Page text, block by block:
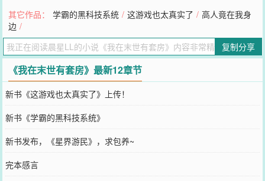
晨来说，这里却是天堂。遍地都是无所属的豪宅，遍地都是遗弃的豪
车，还有那无人问津的黄金与黑科技...什么？你是战前XXX游戏公司
的老总？专门负责策划3A级虚拟实境网游？好说好说，给我干活儿开
发手游，日薪两块馒头够不够？爱疯6？超薄？看见没，我这未来人科
技公司的手机比套套还薄你信不信？航母？战机？哦，那些玩意我也
有，不过是飞太空的那种...且看拥有自由穿梭两个世界能力的江晨，
如何打造一个横跨现世与末世的帝国...书友群：482875504、
518159612Vip读者群：280098889（需要全订截图验证，私聊管理
员和群主都可以）
您要是觉得《我在末世有套房
博微信里的朋友推荐哦！
其它作品： 学霸的黑科技系统 / 这游戏也太真实了 / 高人竟在我身
边 /
复制分享
《我在末世有套房》最新12章节
新书《这游戏也太真实了》上传！
新书《学霸的黑科技系统》
新书发布，《星界游民》，求包养~
完本感言